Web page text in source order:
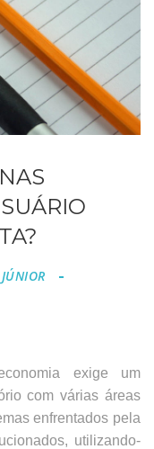
exige um
com várias áreas
enfrentados pela
utilizando-